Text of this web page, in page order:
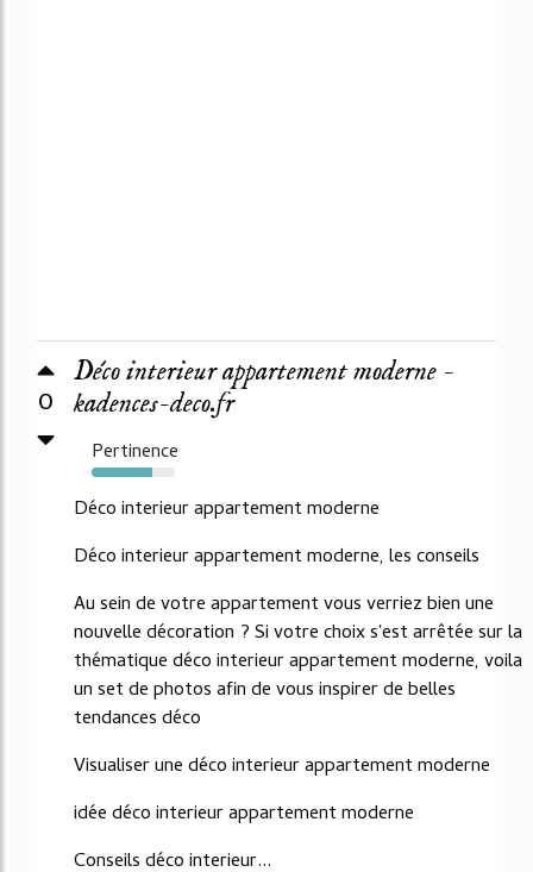
0
Déco interieur appartement moderne -
kadences-deco.fr
Pertinence
73%
Déco interieur appartement moderne
Déco interieur appartement moderne, les conseils
Au sein de votre appartement vous verriez bien une
nouvelle décoration ? Si votre choix s'est arrêtée sur la
thématique déco interieur appartement moderne, voila
un set de photos afin de vous inspirer de belles
tendances déco
Visualiser une déco interieur appartement moderne
idée déco interieur appartement moderne
Conseils déco interieur...